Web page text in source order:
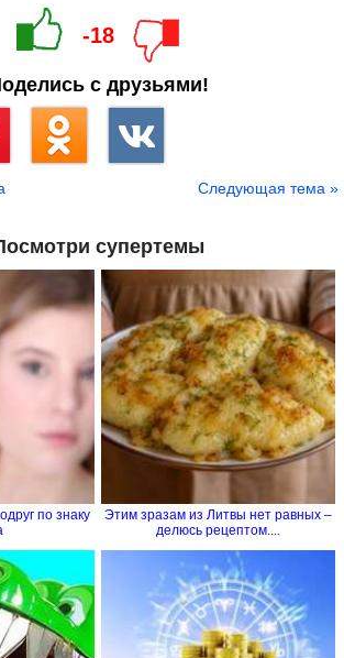
-18
с друзьями!
Следующая тема »
супертемы
по знаку
Этим зразам из Литвы нет равных –
делюсь рецептом....